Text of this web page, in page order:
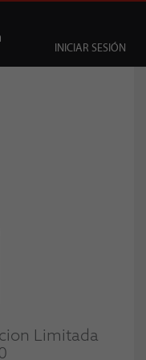
INICIAR SESIÓN
Limitada